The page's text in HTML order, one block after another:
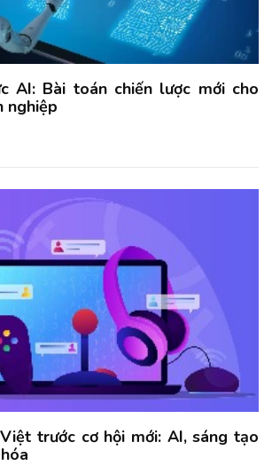
AI: Bài toán chiến lược mới cho
nghiệp
trước cơ hội mới: AI, sáng tạo